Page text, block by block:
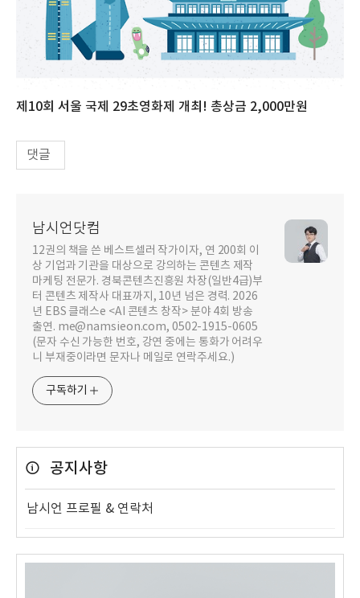
제10회 서울 국제 29초영화제 개최! 총상금 2,000만원
댓글
남시언닷컴
12권의 책을 쓴 베스트셀러 작가이자, 연 200회 이
상 기업과 기관을 대상으로 강의하는 콘텐츠 제작
마케팅 전문가. 경북콘텐츠진흥원 차장(일반4급)부
터 콘텐츠 제작사 대표까지, 10년 넘은 경력. 2026
년 EBS 클래스e <AI 콘텐츠 창작> 분야 4회 방송
출연. me@namsieon.com, 0502-1915-0605
(문자 수신 가능한 번호, 강연 중에는 통화가 어려우
니 부재중이라면 문자나 메일로 연락주세요.)
구독하기
공지사항
남시언 프로필 & 연락처